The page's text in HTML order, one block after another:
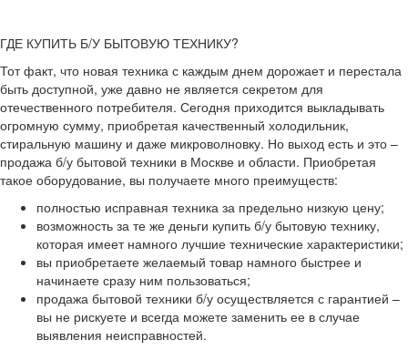
ГДЕ КУПИТЬ Б/У БЫТОВУЮ ТЕХНИКУ?
Тот факт, что новая техника с каждым днем дорожает и перестала
быть доступной, уже давно не является секретом для
отечественного потребителя. Сегодня приходится выкладывать
огромную сумму, приобретая качественный холодильник,
стиральную машину и даже микроволновку. Но выход есть и это –
продажа б/у бытовой техники в Москве и области. Приобретая
такое оборудование, вы получаете много преимуществ:
полностью исправная техника за предельно низкую цену;
возможность за те же деньги купить б/у бытовую технику,
которая имеет намного лучшие технические характеристики;
вы приобретаете желаемый товар намного быстрее и
начинаете сразу ним пользоваться;
продажа бытовой техники б/у осуществляется с гарантией –
вы не рискуете и всегда можете заменить ее в случае
выявления неисправностей.